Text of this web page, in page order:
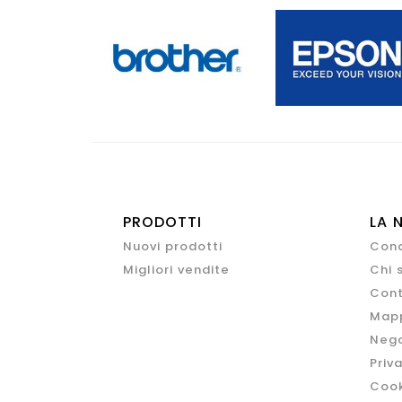
PRODOTTI
Nuovi prodotti
Migliori vendite
LA
Chi